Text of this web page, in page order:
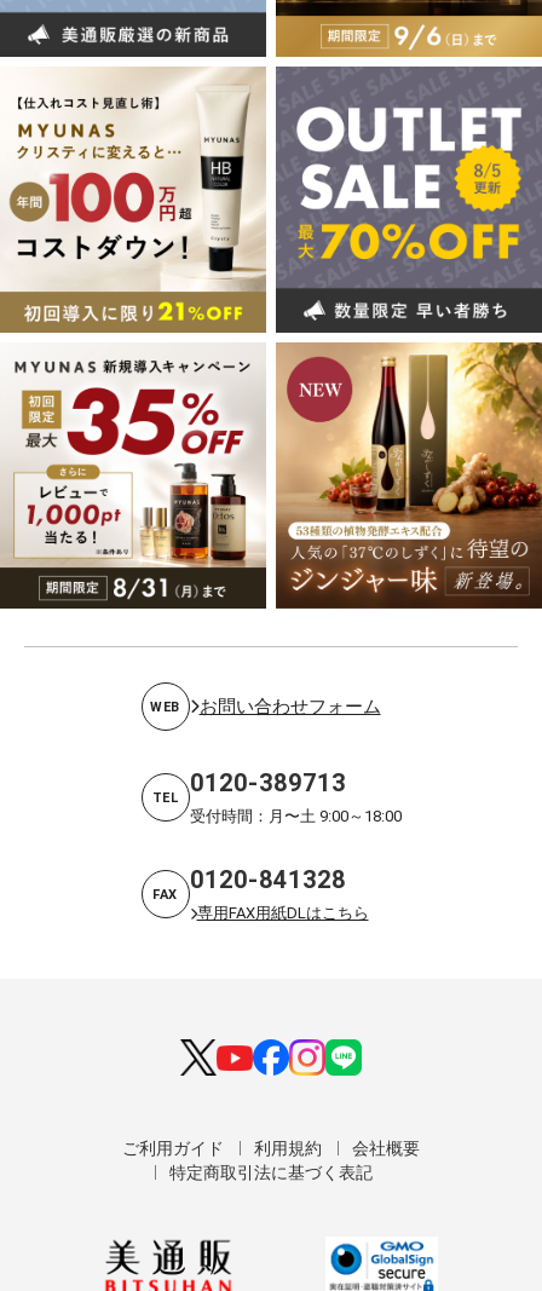
WEB お問い合わせフォーム
TEL 0120-389713
受付時間：月〜土 9:00～18:00
FAX 0120-841328
専用FAX用紙DLはこちら
ご利用ガイド 利用規約
会社概要
特定商取引法に基づく表記